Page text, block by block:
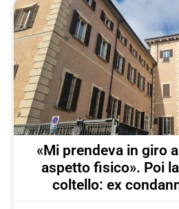
«Mi prendeva in giro
aspetto fisico». Poi
coltello: ex